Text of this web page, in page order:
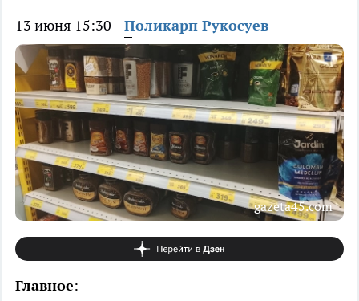
13 июня 15:30 Поликарп Рукосуев
gazeta45.com
Главное: